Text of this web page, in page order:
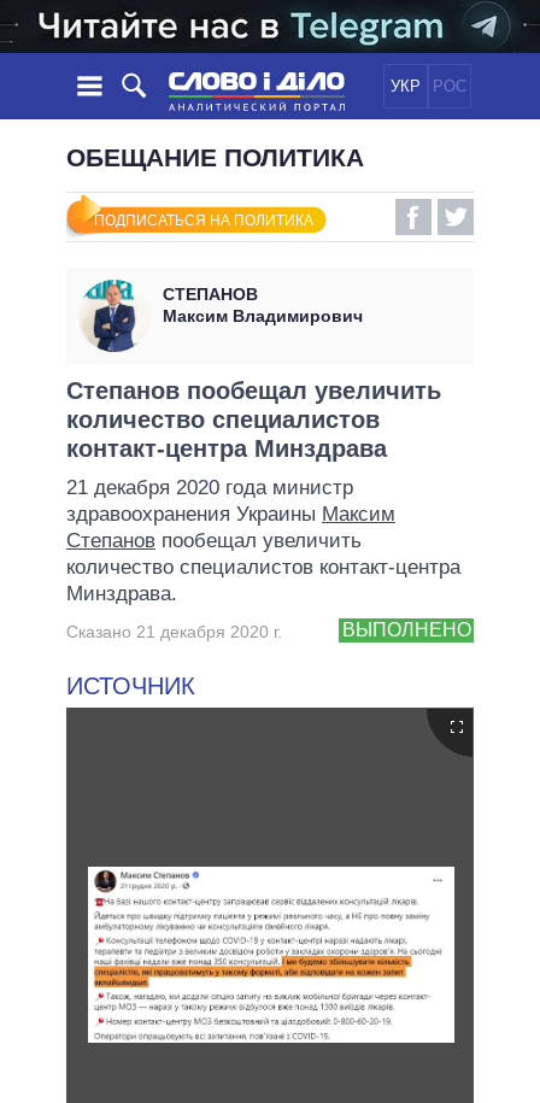
УКР РОС
НОВОСТИ
ЛЕНТА
СОБЫТИЯ
СТАТЬИ
МНЕНИЯ
ОБЗОРЫ
ДАЙДЖЕСТЫ
ПОЛИТИКА
ЭКОНОМИКА
МИР
ОБЕЩАНИЯ
ВСЕ ПОЛИТИКИ
ПРЕЗИДЕНТ И ОФИС
ВЕРХОВНАЯ РАДА
КАБИНЕТ МИНИСТРОВ
ГЛАВЫ ОБЛАДМИНИСТРАЦИЙ
МЭРЫ
ВСЕ ПЕРСОНЫ
ИНФОГРАФИКА
ПОДДЕРЖАТЬ
ОБЕЩАНИЕ ПОЛИТИКА
ПОДПИСАТЬСЯ НА ПОЛИТИКА
СТЕПАНОВ
Максим Владимирович
Степанов пообещал увеличить
количество специалистов
контакт-центра Минздрава
21 декабря 2020 года министр
здравоохранения Украины Максим
Степанов пообещал увеличить
количество специалистов контакт-центра
Минздрава.
ВЫПОЛНЕНО
Сказано 21 декабря 2020 г.
ИСТОЧНИК